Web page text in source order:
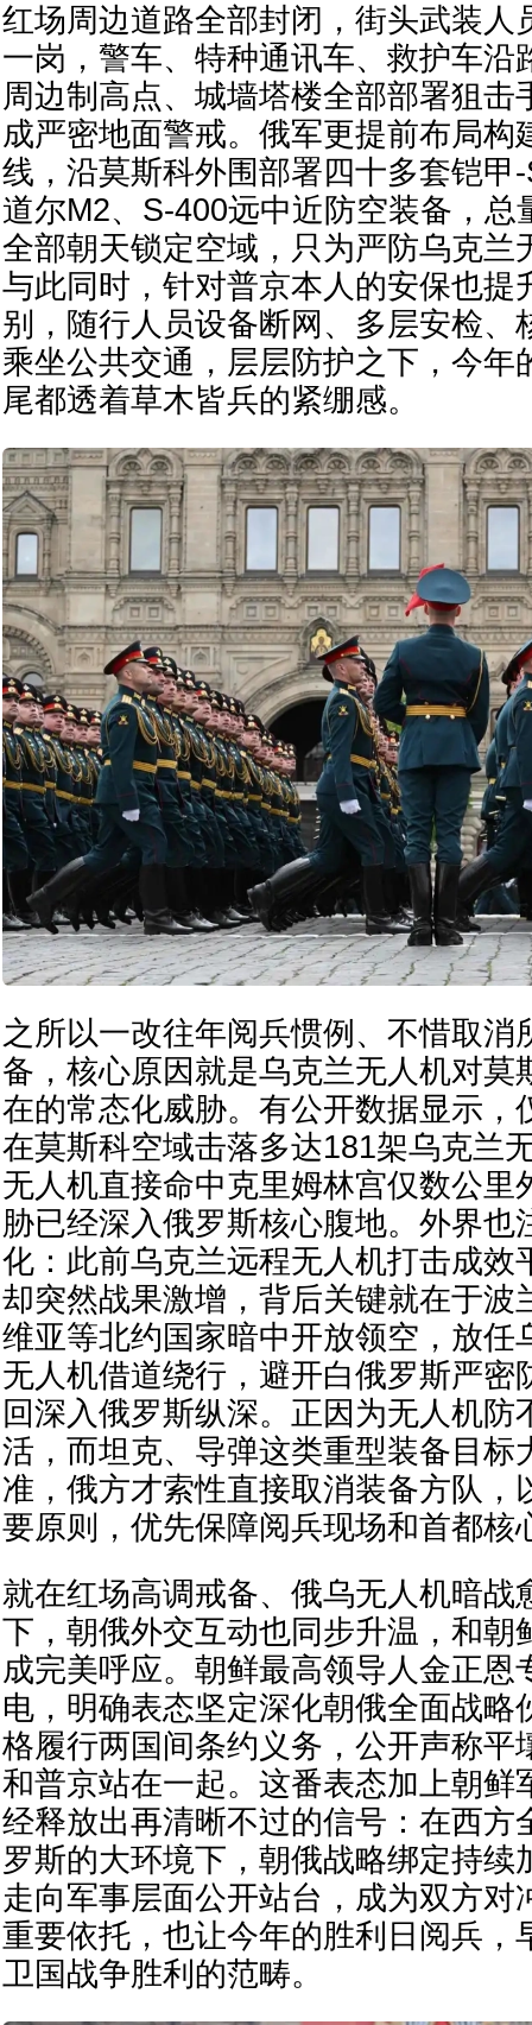
红场周边道路全部封闭，街头武装人
一岗，警车、特种通讯车、救护车沿
周边制高点、城墙塔楼全部部署狙击
成严密地面警戒。俄军更提前布局构
线，沿莫斯科外围部署四十多套铠甲
道尔M2、S-400远中近防空装备，总
全部朝天锁定空域，只为严防乌克兰
与此同时，针对普京本人的安保也提
别，随行人员设备断网、多层安检、
乘坐公共交通，层层防护之下，今年
尾都透着草木皆兵的紧绷感。
之所以一改往年阅兵惯例、不惜取消
备，核心原因就是乌克兰无人机对莫
在的常态化威胁。有公开数据显示，
在莫斯科空域击落多达181架乌克兰
无人机直接命中克里姆林宫仅数公里
胁已经深入俄罗斯核心腹地。外界也
化：此前乌克兰远程无人机打击成效
却突然战果激增，背后关键就在于波
维亚等北约国家暗中开放领空，放任
无人机借道绕行，避开白俄罗斯严密
回深入俄罗斯纵深。正因为无人机防
活，而坦克、导弹这类重型装备目标
准，俄方才索性直接取消装备方队，
要原则，优先保障阅兵现场和首都核
就在红场高调戒备、俄乌无人机暗战
下，朝俄外交互动也同步升温，和朝
成完美呼应。朝鲜最高领导人金正恩
电，明确表态坚定深化朝俄全面战略
格履行两国间条约义务，公开声称平
和普京站在一起。这番表态加上朝鲜
经释放出再清晰不过的信号：在西方
罗斯的大环境下，朝俄战略绑定持续
走向军事层面公开站台，成为双方对
重要依托，也让今年的胜利日阅兵，
卫国战争胜利的范畴。